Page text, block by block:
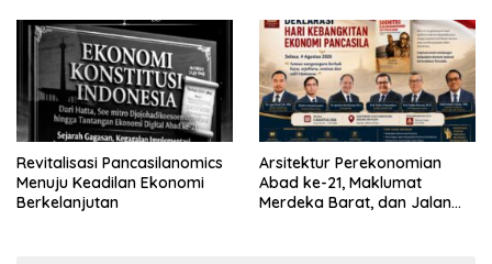
Revitalisasi Pancasilanomics
Menuju Keadilan Ekonomi
Berkelanjutan
Arsitektur Perekonomian
Abad ke-21, Maklumat
Merdeka Barat, dan Jalan